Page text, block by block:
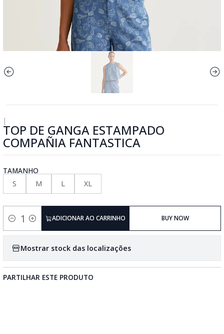
|
TOP DE GANGA ESTAMPADO
COMPAÑIA FANTASTICA
TAMANHO
S
M L XL
Quantidade
ADICIONAR AO CARRINHO BUY NOW
Mostrar stock das localizações
PARTILHAR ESTE PRODUTO